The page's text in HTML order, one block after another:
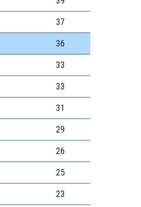
37
36
33
33
31
29
26
25
23